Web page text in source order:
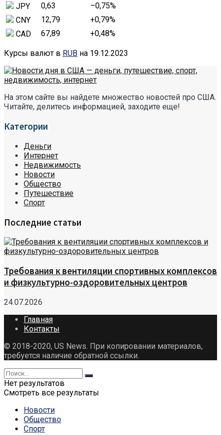
JPY
0,63 –0,75%
CNY
12,79 +0,79%
CAD
67,89 +0,48%
Курсы валют в RUB на 19.12.2023
На этом сайте вы найдете множество новостей про США.
Читайте, делитесь информацией, заходите еще!
Категории
Деньги
Интернет
Недвижимость
Новости
Общество
Путешествие
Спорт
Последние статьи
Требования к вентиляции спортивных комплексов
и физкультурно-оздоровительных центров
24.07.2026
Главная
Контакты
© 2018-2020, US News. При копировании материалов,
требуется наличие обратной ссылки.
Нет результатов
Смотреть все результаты
Новости
Общество
Спорт